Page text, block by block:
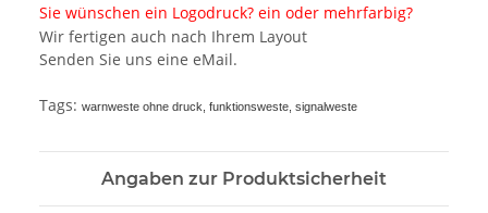
Sie wünschen ein Logodruck? ein oder mehrfarbig?
Wir fertigen auch nach Ihrem Layout
Senden Sie uns eine eMail.
Tags: warnweste ohne druck, funktionsweste, signalweste
Angaben zur Produktsicherheit